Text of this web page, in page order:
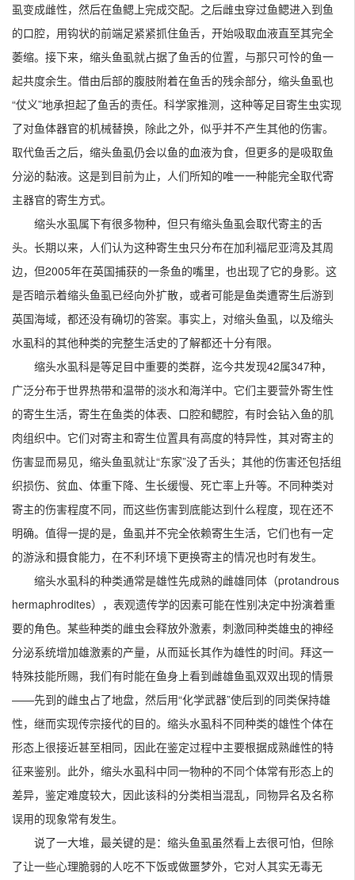
虱变成雌性，然后在鱼鳃上完成交配。之后雌虫穿过鱼鳃进入到鱼
的口腔，用钩状的前端足紧紧抓住鱼舌，开始吸取血液直至其完全
萎缩。接下来，缩头鱼虱就占据了鱼舌的位置，与那只可怜的鱼一
起共度余生。借由后部的腹肢附着在鱼舌的残余部分，缩头鱼虱也
“仗义”地承担起了鱼舌的责任。科学家推测，这种等足目寄生虫实现
了对鱼体器官的机械替换，除此之外，似乎并不产生其他的伤害。
取代鱼舌之后，缩头鱼虱仍会以鱼的血液为食，但更多的是吸取鱼
分泌的黏液。这是到目前为止，人们所知的唯一一种能完全取代寄
主器官的寄生方式。
缩头水虱属下有很多物种，但只有缩头鱼虱会取代寄主的舌
头。长期以来，人们认为这种寄生虫只分布在加利福尼亚湾及其周
边，但2005年在英国捕获的一条鱼的嘴里，也出现了它的身影。这
是否暗示着缩头鱼虱已经向外扩散，或者可能是鱼类遭寄生后游到
英国海域，都还没有确切的答案。事实上，对缩头鱼虱，以及缩头
水虱科的其他种类的完整生活史的了解都还十分有限。
缩头水虱科是等足目中重要的类群，迄今共发现42属347种，
广泛分布于世界热带和温带的淡水和海洋中。它们主要营外寄生性
的寄生生活，寄生在鱼类的体表、口腔和鳃腔，有时会钻入鱼的肌
肉组织中。它们对寄主和寄生位置具有高度的特异性，其对寄主的
伤害显而易见，缩头鱼虱就让“东家”没了舌头；其他的伤害还包括组
织损伤、贫血、体重下降、生长缓慢、死亡率上升等。不同种类对
寄主的伤害程度不同，而这些伤害到底能达到什么程度，现在还不
明确。值得一提的是，鱼虱并不完全依赖寄生生活，它们也有一定
的游泳和摄食能力，在不利环境下更换寄主的情况也时有发生。
缩头水虱科的种类通常是雄性先成熟的雌雄同体（protandrous
hermaphrodites），表观遗传学的因素可能在性别决定中扮演着重
要的角色。某些种类的雌虫会释放外激素，刺激同种类雄虫的神经
分泌系统增加雄激素的产量，从而延长其作为雄性的时间。拜这一
特殊技能所赐，我们有时能在鱼身上看到雌雄鱼虱双双出现的情景
——先到的雌虫占了地盘，然后用“化学武器”使后到的同类保持雄
性，继而实现传宗接代的目的。缩头水虱科不同种类的雄性个体在
形态上很接近甚至相同，因此在鉴定过程中主要根据成熟雌性的特
征来鉴别。此外，缩头水虱科中同一物种的不同个体常有形态上的
差异，鉴定难度较大，因此该科的分类相当混乱，同物异名及名称
误用的现象常有发生。
说了一大堆，最关键的是：缩头鱼虱虽然看上去很可怕，但除
了让一些心理脆弱的人吃不下饭或做噩梦外，它对人其实无毒无